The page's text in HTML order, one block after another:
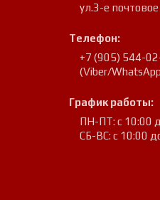
ул.3-е
Телефон:
+7 (905) 544-
(Viber/
График работы:
ПН-ПТ: с 10:00
СБ-ВС: с 10:00